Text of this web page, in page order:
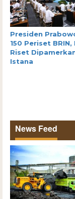
Presiden
150 Periset BRIN,
Riset
Istana
News Feed